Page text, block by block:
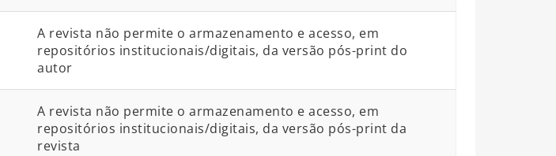
A revista não permite o armazenamento e acesso, em
repositórios institucionais/digitais, da versão pós-print do
autor
A revista não permite o armazenamento e acesso, em
repositórios institucionais/digitais, da versão pós-print da
revista